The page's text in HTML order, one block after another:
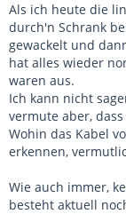
Als ich heute die
durch'n Schrank
gewackelt und
hat alles wieder
waren aus.
Ich kann nicht
vermute aber,
Wohin das Kabel
erkennen,
Wie auch immer,
besteht aktuell